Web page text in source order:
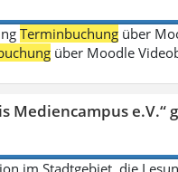
Terminbuchung über
über Moodle
Mediencampus e.V.“